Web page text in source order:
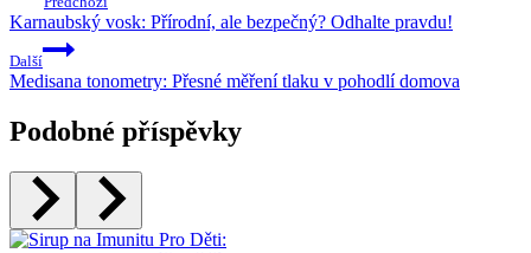
Karnaubský vosk: Přírodní, ale bezpečný? Odhalte pravdu!
Další
Medisana tonometry: Přesné měření tlaku v pohodlí domova
Podobné příspěvky